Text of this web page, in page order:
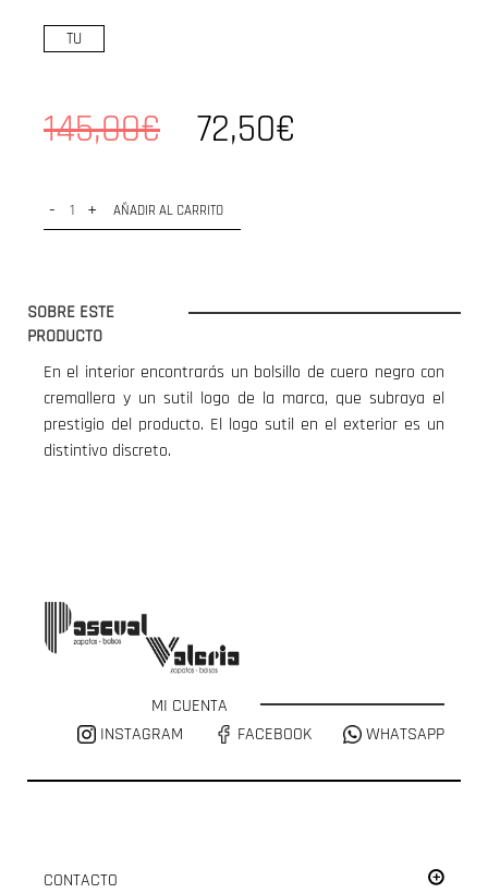
TU
145,00€ 72,50€
- + AÑADIR AL CARRITO
SOBRE ESTE
PRODUCTO
En el interior encontrarás un bolsillo de cuero negro con
cremallera y un sutil logo de la marca, que subraya el
prestigio del producto. El logo sutil en el exterior es un
distintivo discreto.
MI CUENTA
INSTAGRAM
FACEBOOK WHATSAPP
CONTACTO